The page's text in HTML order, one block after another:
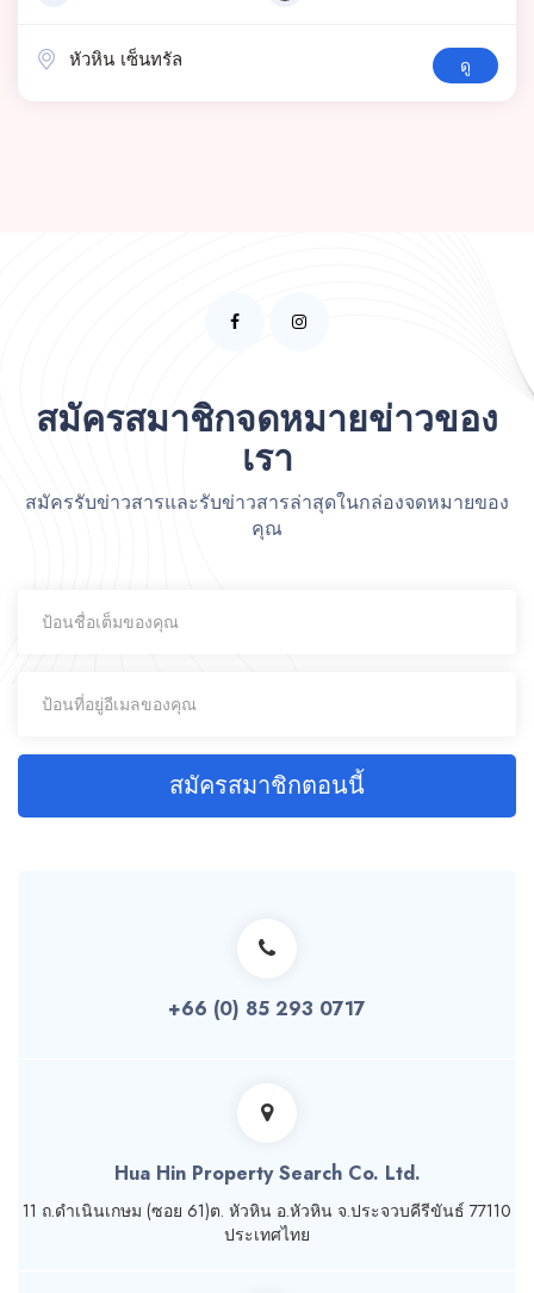
หัวหิน เซ็นทรัล ดู
สมัครสมาชิกจดหมายข่าวของ
เรา
สมัครรับข่าวสารและรับข่าวสารล่าสุดในกล่องจดหมายของ
คุณ
สมัครสมาชิกตอนนี้
+66 (0) 85 293 0717
Hua Hin Property Search Co. Ltd.
11 ถ.ดำเนินเกษม (ซอย 61)ต. หัวหิน อ.หัวหิน จ.ประจวบคีรีขันธ์ 77110
ประเทศไทย